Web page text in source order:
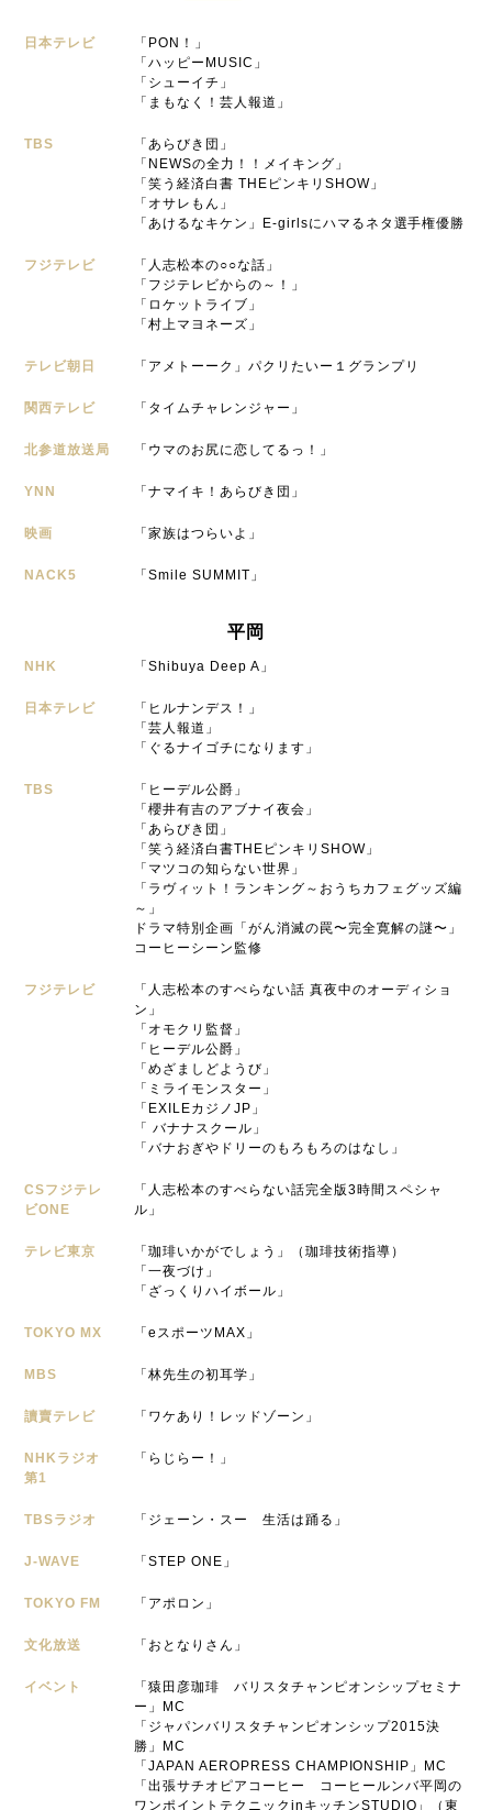
日本テレビ
「PON！」
「ハッピーMUSIC」
「シューイチ」
「まもなく！芸人報道」
TBS
「あらびき団」
「NEWSの全力！！メイキング」
「笑う経済白書 THEピンキリSHOW」
「オサレもん」
「あけるなキケン」E-girlsにハマるネタ選手権優勝
フジテレビ
「人志松本の○○な話」
「フジテレビからの～！」
「ロケットライブ」
「村上マヨネーズ」
テレビ朝日 「アメトーーク」パクリたいー１グランプリ
関西テレビ 「タイムチャレンジャー」
北参道放送局 「ウマのお尻に恋してるっ！」
YNN 「ナマイキ！あらびき団」
映画 「家族はつらいよ」
NACK5 「Smile SUMMIT」
平岡
NHK 「Shibuya Deep A」
日本テレビ
「ヒルナンデス！」
「芸人報道」
「ぐるナイゴチになります」
TBS
「ヒーデル公爵」
「櫻井有吉のアブナイ夜会」
「あらびき団」
「笑う経済白書THEピンキリSHOW」
「マツコの知らない世界」
「ラヴィット！ランキング～おうちカフェグッズ編
～」
ドラマ特別企画「がん消滅の罠〜完全寛解の謎〜」
コーヒーシーン監修
フジテレビ
「人志松本のすべらない話 真夜中のオーディショ
ン」
「オモクリ監督」
「ヒーデル公爵」
「めざましどようび」
「ミライモンスター」
「EXILEカジノJP」
「 バナナスクール」
「バナおぎやドリーのもろもろのはなし」
CSフジテレ
ビONE
「人志松本のすべらない話完全版3時間スペシャ
ル」
テレビ東京
「珈琲いかがでしょう」（珈琲技術指導）
「一夜づけ」
「ざっくりハイボール」
TOKYO MX 「eスポーツMAX」
MBS 「林先生の初耳学」
讀賣テレビ 「ワケあり！レッドゾーン」
NHKラジオ
第1
「らじらー！」
TBSラジオ 「ジェーン・スー 生活は踊る」
J-WAVE 「STEP ONE」
TOKYO FM 「アポロン」
文化放送 「おとなりさん」
イベント
「猿田彦珈琲 バリスタチャンピオンシップセミナ
ー」MC
「ジャパンバリスタチャンピオンシップ2015決
勝」MC
「JAPAN AEROPRESS CHAMPIONSHIP」MC
「出張サチオピアコーヒー コーヒールンバ平岡の
ワンポイントテクニックinキッチンSTUDIO」（東